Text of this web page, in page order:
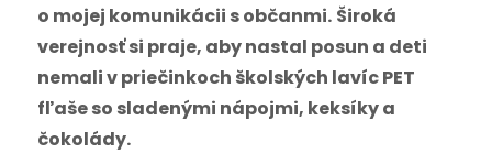
o mojej komunikácii s občanmi. Široká
verejnosť si praje, aby nastal posun a deti
nemali v priečinkoch školských lavíc PET
fľaše so sladenými nápojmi, keksíky a
čokolády.